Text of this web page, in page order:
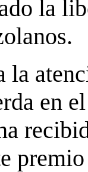
la
la
en